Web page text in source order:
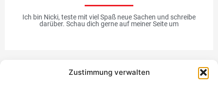
Zustimmung verwalten
Ich bin Nicki, teste mit viel Spaß neue Sachen und schreibe
darüber. Schau dich gerne auf meiner Seite um